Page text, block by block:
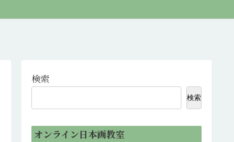
検索
検索
オンライン日本画教室